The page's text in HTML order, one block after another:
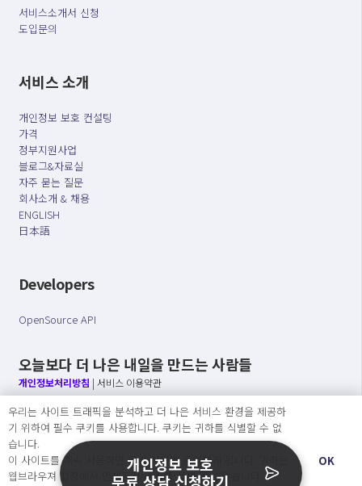
서비스소개서 신청
도입문의
서비스 소개
개인정보 보호 컨설팅
가격
정부지원사업
블로그&자료실
자주 묻는 질문
회사소개 & 채용
ENGLISH
日本語
Developers
OpenSource API
오늘보다 더 나은 내일을 만드는 사람들
개인정보처리방침 | 서비스 이용약관
○ 개인정보보호 컴플라이언스를 선도하겠습니다.
○ 정보주체의 권리를 보장하겠습니다.
○ 기업의 개인정보보호를 위한 효율적 관리를 보장하겠습니다.
우리는 사이트 트래픽을 분석하고 더 나은 서비스 환경을 제공하
기 위하여 필수 쿠키를 사용합니다. 쿠키는 귀하를 식별할 수 없
습니다.
이 사이트를 계속 사용하면 쿠키 사용에 동의하게 됩니다. 귀하는
웹브라우져 설정에서 언제든지 쿠키를 삭제 할 수있습니다.
OK
개인정보 보호
무료 상담 신청하기